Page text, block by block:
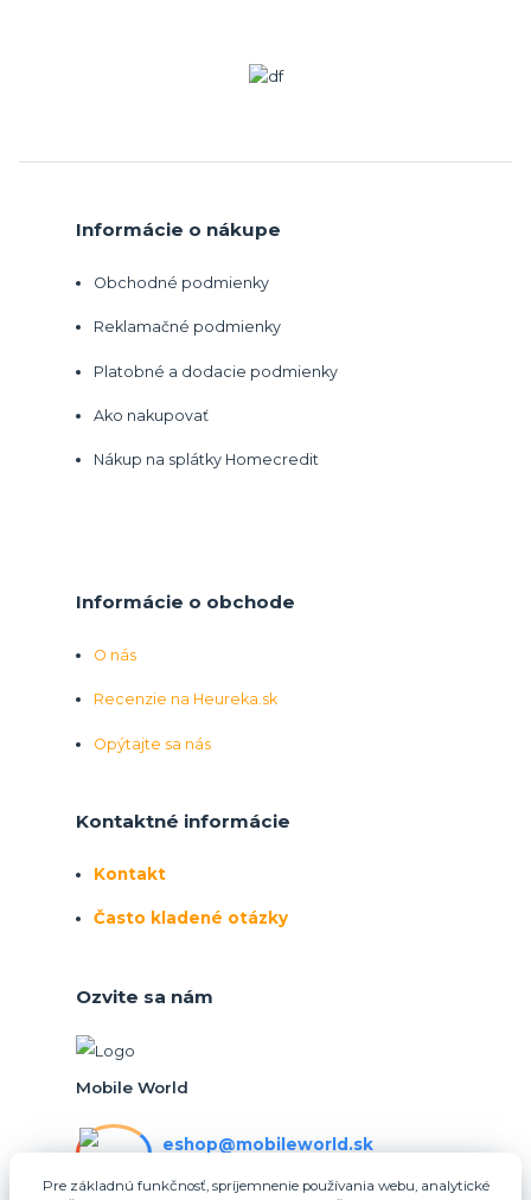
Informácie o nákupe
Obchodné podmienky
Reklamačné podmienky
Platobné a dodacie podmienky
Ako nakupovať
Nákup na splátky Homecredit
Informácie o obchode
O nás
Recenzie na Heureka.sk
Opýtajte sa nás
Kontaktné informácie
Kontakt
Často kladené otázky
Ozvite sa nám
Mobile World
eshop@mobileworld.sk
Pre základnú funkčnosť, spríjemnenie používania webu, analytické